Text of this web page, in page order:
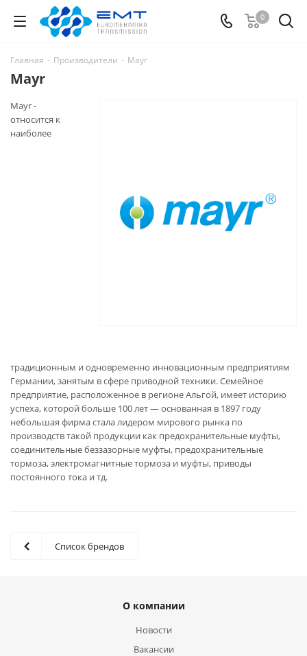
0
Главная - Производители - Mayr
Mayr
Mayr -
относится к
наиболее
традиционным и одновременно инновационным предприятиям
Германии, занятым в сфере приводной техники. Семейное
предприятие, расположенное в регионе Альгой, имеет историю
успеха, которой больше 100 лет — основанная в 1897 году
небольшая фирма стала лидером мирового рынка по
производств такой продукции как предохранительные муфты,
соединительные беззазорные муфты, предохранительные
тормоза, электромагнитные тормоза и муфты, приводы
постоянного тока и тд.
Список брендов
О компании
Новости
Вакансии